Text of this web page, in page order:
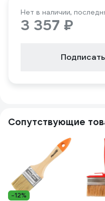
Нет в наличии,
3 357 ₽
Сопутствующие
-12%